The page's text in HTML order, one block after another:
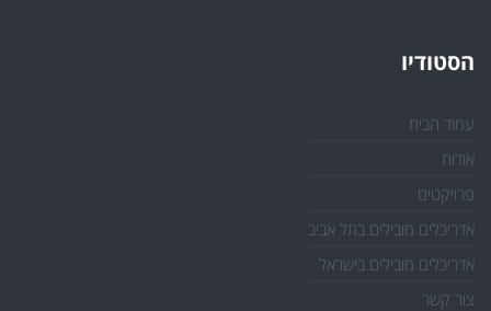
הסטודיו
עמוד הבית
אודות
פרויקטים
אדריכלים מובילים בתל אביב
אדריכלים מובילים בישראל
צור קשר